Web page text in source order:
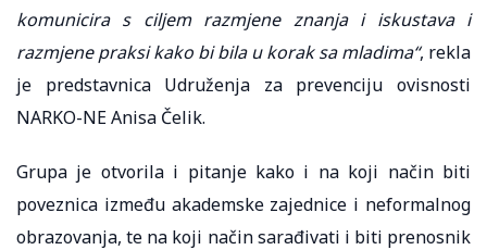
komunicira s ciljem razmjene znanja i iskustava i
razmjene praksi kako bi bila u korak sa mladima“, rekla
je predstavnica Udruženja za prevenciju ovisnosti
NARKO-NE Anisa Čelik.
Grupa je otvorila i pitanje kako i na koji način biti
poveznica između akademske zajednice i neformalnog
obrazovanja, te na koji način sarađivati i biti prenosnik